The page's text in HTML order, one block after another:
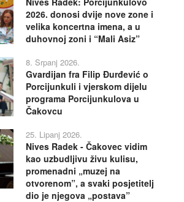
2026. donosi dvije nove zone i
velika koncertna imena, a u
duhovnoj zoni i “Mali Asiz”
8. Srpanj 2026.
Gvardijan fra Filip Đurđević o
Porcijunkuli i vjerskom dijelu
programa Porcijunkulova u
Čakovcu
25. Lipanj 2026.
Nives Radek - Čakovec vidim
kao uzbudljivu živu kulisu,
promenadni „muzej na
otvorenom”, a svaki posjetitelj
dio je njegova „postava”